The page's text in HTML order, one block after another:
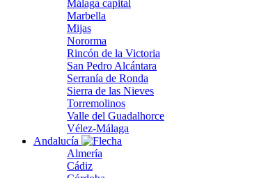
Málaga capital
Marbella
Mijas
Nororma
Rincón de la Victoria
San Pedro Alcántara
Serranía de Ronda
Sierra de las Nieves
Torremolinos
Valle del Guadalhorce
Vélez-Málaga
Andalucía
Almería
Cádiz